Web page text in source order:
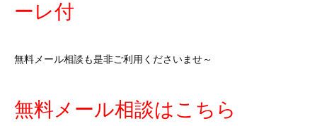
ーレ付
無料メール相談も是非ご利用くださいませ～
無料メール相談はこちら